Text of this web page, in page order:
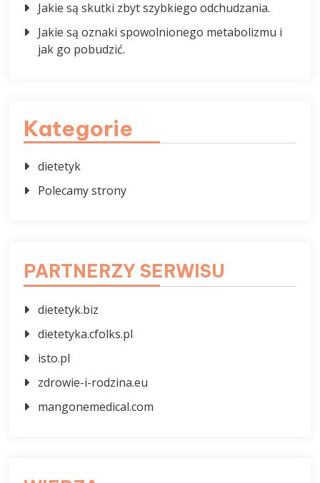
Jakie są skutki zbyt szybkiego odchudzania.
Jakie są oznaki spowolnionego metabolizmu i
jak go pobudzić.
Kategorie
dietetyk
Polecamy strony
PARTNERZY SERWISU
dietetyk.biz
dietetyka.cfolks.pl
isto.pl
zdrowie-i-rodzina.eu
mangonemedical.com